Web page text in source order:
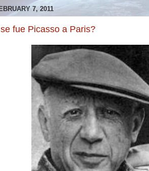
7, 2011
fue Picasso a Paris?